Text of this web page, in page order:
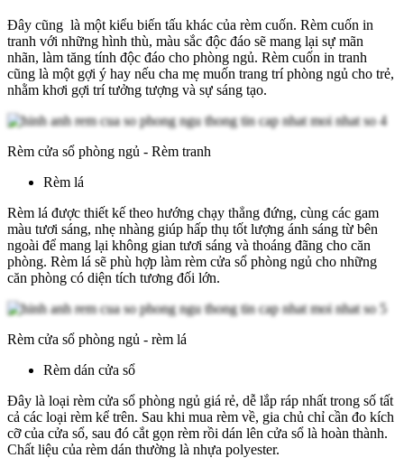
Đây cũng là một kiểu biến tấu khác của rèm cuốn. Rèm cuốn in
tranh với những hình thù, màu sắc độc đáo sẽ mang lại sự mãn
nhãn, làm tăng tính độc đáo cho phòng ngủ. Rèm cuốn in tranh
cũng là một gợi ý hay nếu cha mẹ muốn trang trí phòng ngủ cho trẻ,
nhằm khơi gợi trí tưởng tượng và sự sáng tạo.
Rèm cửa sổ phòng ngủ - Rèm tranh
Rèm lá
Rèm lá được thiết kế theo hướng chạy thẳng đứng, cùng các gam
màu tươi sáng, nhẹ nhàng giúp hấp thụ tốt lượng ánh sáng từ bên
ngoài để mang lại không gian tươi sáng và thoáng đãng cho căn
phòng. Rèm lá sẽ phù hợp làm rèm cửa sổ phòng ngủ cho những
căn phòng có diện tích tương đối lớn.
Rèm cửa sổ phòng ngủ - rèm lá
Rèm dán cửa sổ
Đây là loại rèm cửa sổ phòng ngủ giá rẻ, dễ lắp ráp nhất trong số tất
cả các loại rèm kể trên. Sau khi mua rèm về, gia chủ chỉ cần đo kích
cỡ của cửa sổ, sau đó cắt gọn rèm rồi dán lên cửa sổ là hoàn thành.
Chất liệu của rèm dán thường là nhựa polyester.